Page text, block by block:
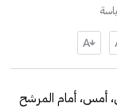
أمس، أمام المرشح